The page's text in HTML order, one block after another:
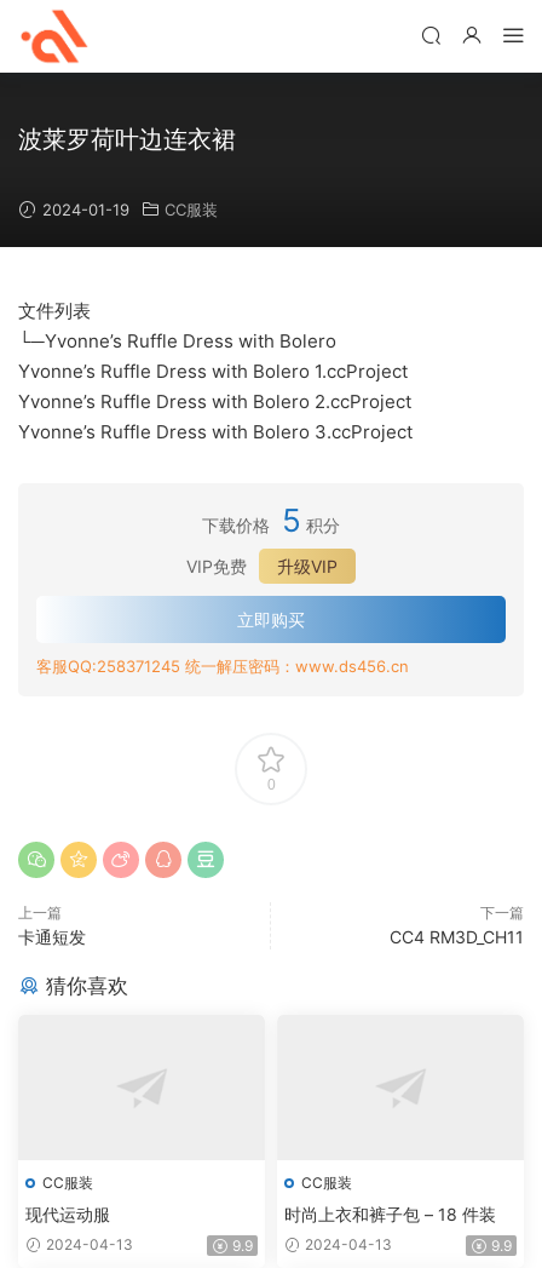
波莱罗荷叶边连衣裙
2024-01-19 CC服装
文件列表
└─Yvonne’s Ruffle Dress with Bolero
Yvonne’s Ruffle Dress with Bolero 1.ccProject
Yvonne’s Ruffle Dress with Bolero 2.ccProject
Yvonne’s Ruffle Dress with Bolero 3.ccProject
下载价格 5 积分
VIP免费
升级VIP
立即购买
客服QQ:258371245 统一解压密码：www.ds456.cn
0
上一篇
卡通短发
下一篇
CC4 RM3D_CH11
猜你喜欢
CC服装
现代运动服
2024-04-13 9.9
CC服装
时尚上衣和裤子包 – 18 件装
2024-04-13 9.9